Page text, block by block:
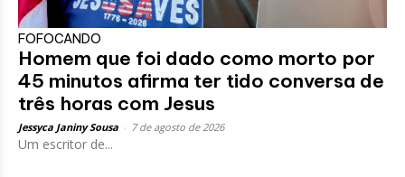
FOFOCANDO
Homem que foi dado como morto por
45 minutos afirma ter tido conversa de
três horas com Jesus
Jessyca Janiny Sousa 7 de agosto de 2026
Um escritor de...